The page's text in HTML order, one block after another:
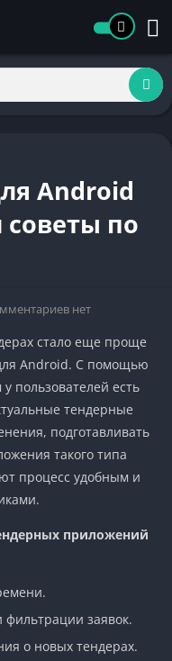
Android
по
нет
стало еще проще
Android. С помощью
пользователей есть
тендерные
подготавливать
такого типа
процесс удобным и
приложений
заявок.
о новых тендерах.